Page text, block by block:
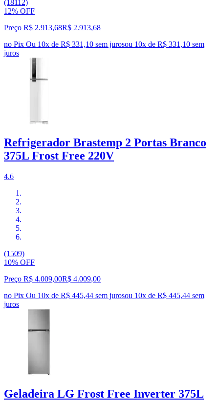
(18112)
12% OFF
Preço R$ 2.913,68R$ 2.913,68
no Pix Ou 10x de R$ 331,10 sem jurosou 10x de R$ 331,10 sem
juros
Refrigerador Brastemp 2 Portas Branco
375L Frost Free 220V
4.6
(1509)
10% OFF
Preço R$ 4.009,00R$ 4.009,00
no Pix Ou 10x de R$ 445,44 sem jurosou 10x de R$ 445,44 sem
juros
Geladeira LG Frost Free Inverter 375L